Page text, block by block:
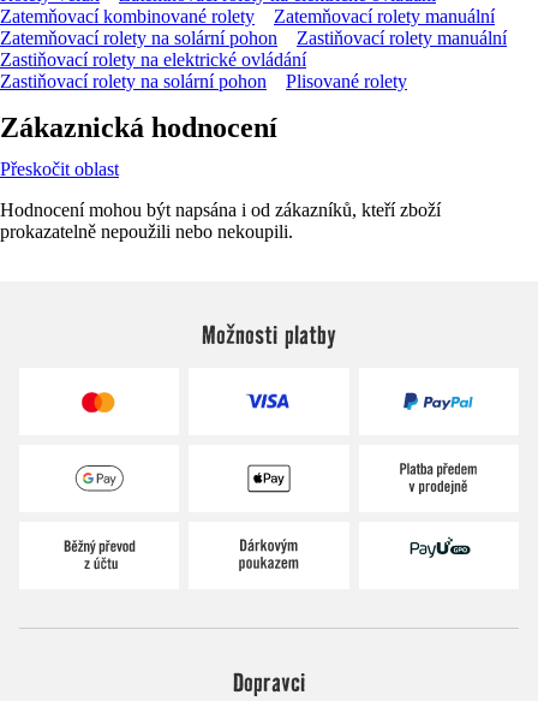
Zatemňovací kombinované rolety
Zatemňovací rolety manuální
Zatemňovací rolety na solární pohon
Zastiňovací rolety manuální
Zastiňovací rolety na elektrické ovládání
Zastiňovací rolety na solární pohon
Plisované rolety
Zákaznická hodnocení
Přeskočit oblast
Hodnocení mohou být napsána i od zákazníků, kteří zboží
prokazatelně nepoužili nebo nekoupili.
Možnosti platby
Dopravci